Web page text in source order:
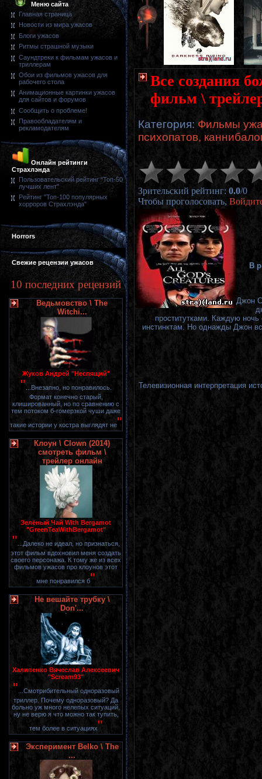
Меню сайта
Главная страница
Новости из мира ужасов
Блоги ужасов
Ритмы страшной музыки
Саундтреки к фильмам ужасов и
триллерам
Обои из фильмов ужасов для
рабочего стола
Анимационные картинки ужасов
для сайтов и форумов
Сообщить о проблеме!
Правообладателям и
рекламодателям
Онлайн рейтинги
Страхлэнда
Пользовательский рейтинг "Топ-50
лучших лент"
Рейтинг "Топ-100 популярных
хорроров Страхлэнда"
Horrors
Свежие рецензии ужасов
10 последних рецензий
Ведьмовство \ The
Witchi...
Жуков Андрей "Неспящий"
" ...Внезапно, но понравилось.
Формат конечно старый,
клишированный, но по сравнению с
тем потоком б-гомерзкой чуши даже
такие истории у костра выглядят не"
Клоун \ Clown (2014)
смотреть фильм \
трейлер онлайн
Зелёный Чай With Bergamot
"GreenTeaWithBergamot"
" ...Далеко не идеал, но признаться,
этот фильм вдохновил меня создать
своего персонажа. К тому же из всех
фильмов ужасов про клоунов этот
мне понравился б"
Не вешайте трубку \
Don'...
Халипенко Вячеслав Алексеевич
"Scream93"
" ...Смотрибительный одноразовый
триллер. Почему одноразовый? Да
больно уж много нелепых ситуаций,
ну не верю я что можно так тупить,
тем более в ситуациях"
Эксперимент Belko \ The
...
Все создания
фильм \
Категория: Фильмы
психопатов,
Зрительский рейтинг: 0.0/0
Чтобы проголосовать,
В
Джон
проститутками. Каждую
инстинктам. Но однажды Джон
Телевизионная интерпретация